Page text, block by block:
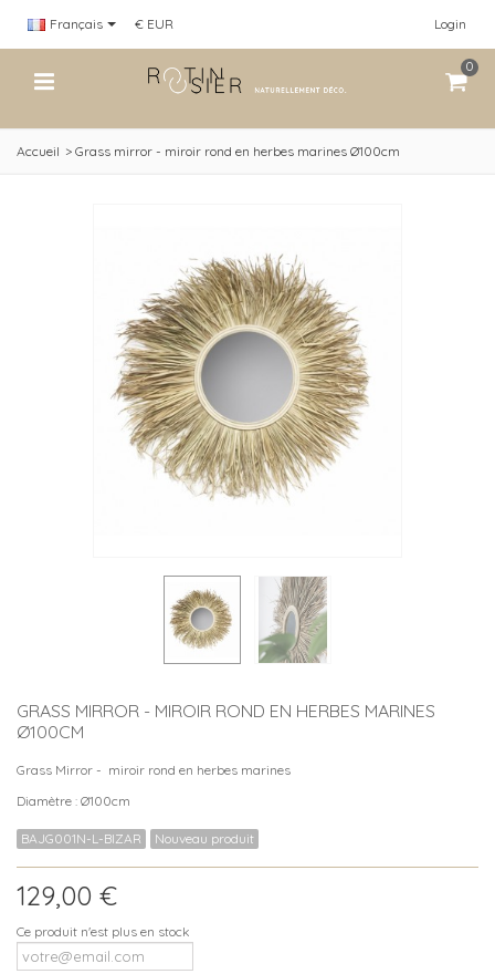
Français Login
€ EUR
0
Accueil > Grass mirror - miroir rond en herbes marines Ø100cm
GRASS MIRROR - MIROIR ROND EN HERBES MARINES
Ø100CM
Grass Mirror - miroir rond en herbes marines
Diamètre : Ø100cm
BAJG001N-L-BIZAR Nouveau produit
129,00 €
Ce produit n'est plus en stock